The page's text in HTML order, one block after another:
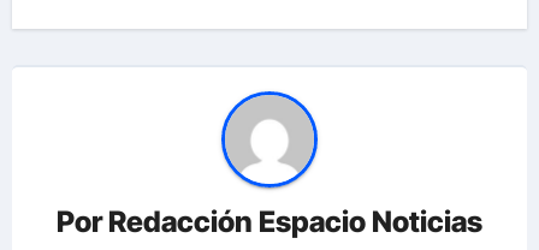
PorRedacción Espacio Noticias